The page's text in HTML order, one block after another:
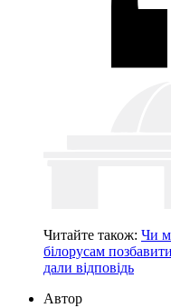
Читайте також: Чи
білорусам
дали відповідь
Автор